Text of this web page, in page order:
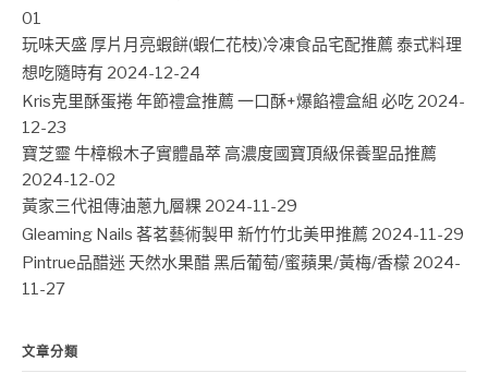
01
玩味天盛 厚片月亮蝦餅(蝦仁花枝)冷凍食品宅配推薦 泰式料理
想吃隨時有 2024-12-24
Kris克里酥蛋捲 年節禮盒推薦 一口酥+爆餡禮盒組 必吃 2024-
12-23
寶芝靈 牛樟椴木子實體晶萃 高濃度國寶頂級保養聖品推薦
2024-12-02
黃家三代祖傳油蔥九層粿 2024-11-29
Gleaming Nails 茖茗藝術製甲 新竹竹北美甲推薦 2024-11-29
Pintrue品醋迷 天然水果醋 黑后葡萄/蜜蘋果/黃梅/香檬 2024-
11-27
文章分類